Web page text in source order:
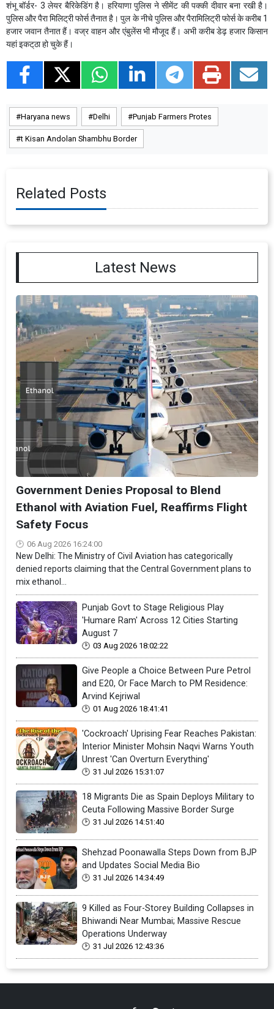
शंभू बॉर्डर- 3 लेयर बैरिकेडिंग है। हरियाणा पुलिस ने सीमेंट की पक्की दीवार बना रखी है।
पुलिस और पैरा मिलिट्री फोर्स तैनात है। पुल के नीचे पुलिस और पैरामिलिट्री फोर्स के करीब 1
हजार जवान तैनात हैं। वज्र वाहन और एंबुलेंस भी मौजूद हैं। अभी करीब डेढ़ हजार किसान
यहां इकट्‌ठा हो चुके हैं।
Haryana news Delhi Punjab Farmers Protes
t Kisan Andolan Shambhu Border
Related Posts
Latest News
Government Denies Proposal to Blend
Ethanol with Aviation Fuel, Reaffirms Flight
Safety Focus
06 Aug 2026 16:24:00
New Delhi: The Ministry of Civil Aviation has categorically
denied reports claiming that the Central Government plans to
mix ethanol...
Punjab Govt to Stage Religious Play
'Humare Ram' Across 12 Cities Starting
August 7
03 Aug 2026 18:02:22
Give People a Choice Between Pure Petrol
and E20, Or Face March to PM Residence:
Arvind Kejriwal
01 Aug 2026 18:41:41
'Cockroach' Uprising Fear Reaches Pakistan:
Interior Minister Mohsin Naqvi Warns Youth
Unrest 'Can Overturn Everything'
31 Jul 2026 15:31:07
18 Migrants Die as Spain Deploys Military to
Ceuta Following Massive Border Surge
31 Jul 2026 14:51:40
Shehzad Poonawalla Steps Down from BJP
and Updates Social Media Bio
31 Jul 2026 14:34:49
9 Killed as Four-Storey Building Collapses in
Bhiwandi Near Mumbai; Massive Rescue
Operations Underway
31 Jul 2026 12:43:36